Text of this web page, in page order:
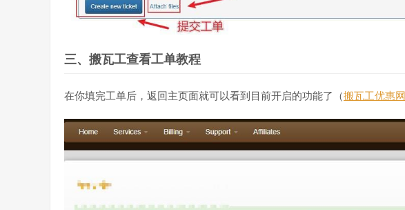
三、搬瓦工查看工单教程
在你填完工单后，返回主页面就可以看到目前开启的功能了（搬瓦工优惠网